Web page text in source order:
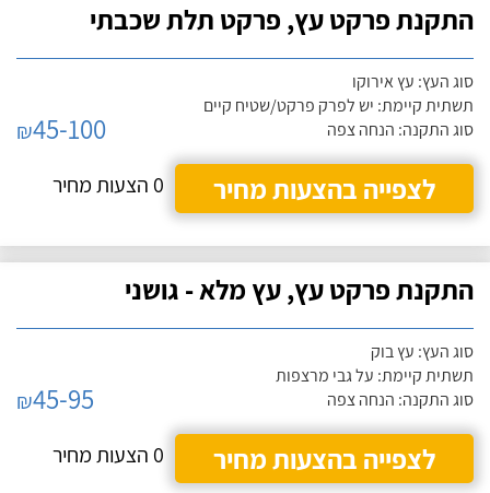
התקנת פרקט עץ, פרקט תלת שכבתי
סוג העץ: עץ אירוקו
תשתית קיימת: יש לפרק פרקט/שטיח קיים
סוג התקנה: הנחה צפה
₪45-100
לצפייה בהצעות מחיר
0 הצעות מחיר
התקנת פרקט עץ, עץ מלא - גושני
סוג העץ: עץ בוק
תשתית קיימת: על גבי מרצפות
סוג התקנה: הנחה צפה
₪45-95
לצפייה בהצעות מחיר
0 הצעות מחיר